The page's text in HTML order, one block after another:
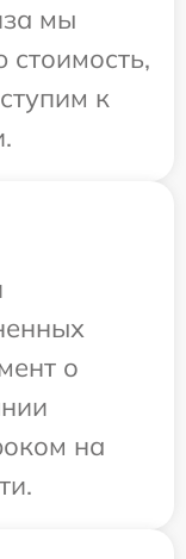
мы
стоимость,
к
о
на